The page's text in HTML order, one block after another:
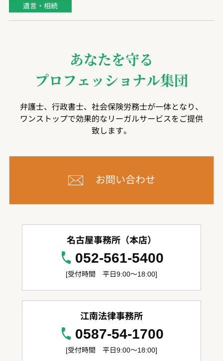
遺言・相続
あなたを守る
プロフェッショナル集団
弁護士、行政書士、社会保険労務士が一体となり、
ワンストップで効果的なリーガルサービスをご提供
致します。
お問い合わせ
名古屋事務所（本店）
052-561-5400
[受付時間 平日9:00～18:00]
江南法律事務所
0587-54-1700
[受付時間 平日9:00～18:00]